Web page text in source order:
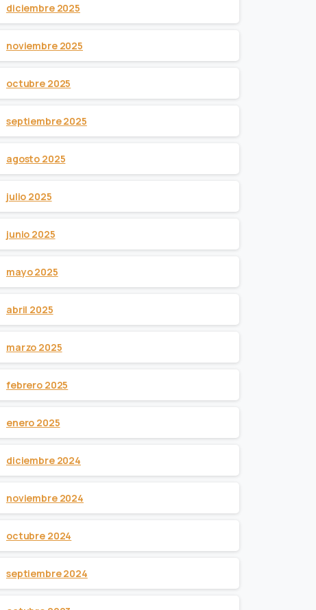
diciembre 2025
noviembre 2025
octubre 2025
septiembre 2025
agosto 2025
julio 2025
junio 2025
mayo 2025
abril 2025
marzo 2025
febrero 2025
enero 2025
diciembre 2024
noviembre 2024
octubre 2024
septiembre 2024